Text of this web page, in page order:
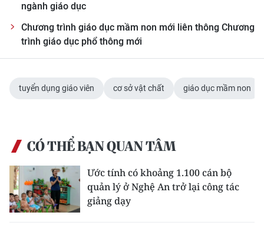
ngành giáo dục
Chương trình giáo dục mầm non mới liên thông Chương
trình giáo dục phổ thông mới
tuyển dụng giáo viên cơ sở vật chất giáo dục mầm non
CÓ THỂ BẠN QUAN TÂM
Ước tính có khoảng 1.100 cán bộ
quản lý ở Nghệ An trở lại công tác
giảng dạy